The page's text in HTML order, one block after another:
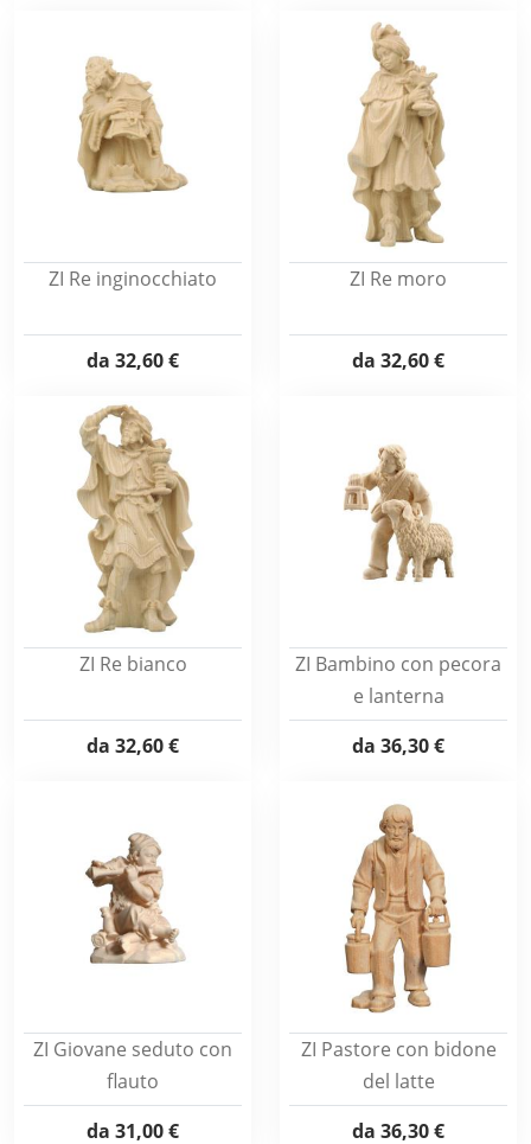
ZI Re inginocchiato
da 32,60 €
ZI Re moro
da 32,60 €
ZI Re bianco
da 32,60 €
ZI Bambino con pecora
e lanterna
da 36,30 €
ZI Giovane seduto con
flauto
da 31,00 €
ZI Pastore con bidone
del latte
da 36,30 €